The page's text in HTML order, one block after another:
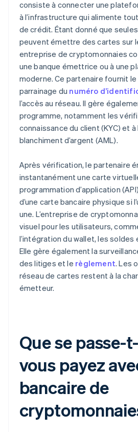
consiste à connecter une
à l’infrastructure qui alimente
de crédit. Étant donné que
peuvent émettre des cartes sur
entreprise de cryptomonnaies
une banque émettrice ou à une
moderne. Ce partenaire fournit
parrainage du numéro
l’accès au réseau. Il gère
programme, notamment les
connaissance du client (KYC) et
blanchiment d’argent (AML).
Après vérification, le partenaire
instantanément une carte
programmation d’application
d’une carte bancaire physique si
une. L’entreprise de
visuel pour les utilisateurs,
l’intégration du wallet, les
Elle gère également la
des litiges et le règlement. Les
réseau de cartes restent à la
émetteur.
Que se passe-
vous payez
bancaire de